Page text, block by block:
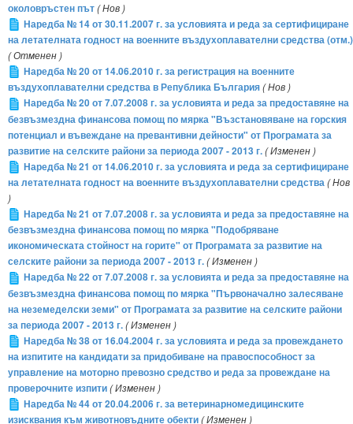
околовръстен път( Нов )
Наредба № 14 от 30.11.2007 г. за условията и реда за сертифициране
на летателната годност на военните въздухоплавателни средства (отм.)
( Отменен )
Наредба № 20 от 14.06.2010 г. за регистрация на военните
въздухоплавателни средства в Република България( Нов )
Наредба № 20 от 7.07.2008 г. за условията и реда за предоставяне на
безвъзмездна финансова помощ по мярка "Възстановяване на горския
потенциал и въвеждане на превантивни дейности" от Програмата за
развитие на селските райони за периода 2007 - 2013 г.( Изменен )
Наредба № 21 от 14.06.2010 г. за условията и реда за сертифициране
на летателната годност на военните въздухоплавателни средства( Нов
)
Наредба № 21 от 7.07.2008 г. за условията и реда за предоставяне на
безвъзмездна финансова помощ по мярка "Подобряване
икономическата стойност на горите" от Програмата за развитие на
селските райони за периода 2007 - 2013 г.( Изменен )
Наредба № 22 от 7.07.2008 г. за условията и реда за предоставяне на
безвъзмездна финансова помощ по мярка "Първоначално залесяване
на неземеделски земи" от Програмата за развитие на селските райони
за периода 2007 - 2013 г.( Изменен )
Наредба № 38 от 16.04.2004 г. за условията и реда за провеждането
на изпитите на кандидати за придобиване на правоспособност за
управление на моторно превозно средство и реда за провеждане на
проверочните изпити( Изменен )
Наредба № 44 от 20.04.2006 г. за ветеринарномедицинските
изисквания към животновъдните обекти( Изменен )